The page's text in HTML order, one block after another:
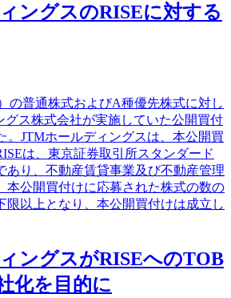
ングスのRISEに対する
の普通株式およびA種優先株式に対し
グス株式会社が実施していた公開買付
。JTMホールディングスは、本公開買
は、東京証券取引所スタンダード
あり、不動産賃貸事業及び不動産管理
本公開買付けに応募された株式の数の
限以上となり、本公開買付けは成立し
ングスがRISEへのTOB
化を目的に